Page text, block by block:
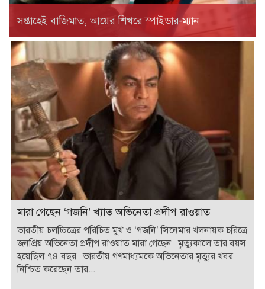
সপ্তাহেই বাজিমাত, আয়ের শিখরে স্পাইডার-ম্যান
মারা গেছেন ‘গজনি’ খ্যাত অভিনেতা প্রদীপ রাওয়াত
ভারতীয় চলচ্চিত্রের পরিচিত মুখ ও ‘গজনি’ সিনেমার খলনায়ক চরিত্রে
জনপ্রিয় অভিনেতা প্রদীপ রাওয়াত মারা গেছেন। মৃত্যুকালে তার বয়স
হয়েছিল ৭৪ বছর। ভারতীয় গণমাধ্যমকে অভিনেতার মৃত্যুর খবর
নিশ্চিত করেছেন তার...